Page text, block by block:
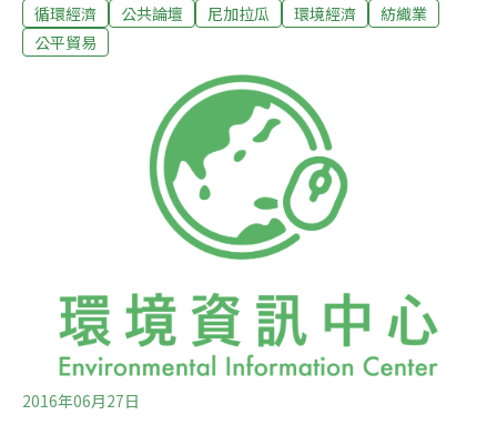
開懷的新聞，沒提及其中一家台商鼎大，竟然取得了公平
貿易紡織業的認證。鼎大專做國際的outdoor品牌，以環保
取得Bluesign認證與公平貿易認證，讓我驚訝不已。它其
中一個客戶就是知名的環保品牌：Patagonia。當公平貿
易商向鼎大下訂單時，需依照FOB價（編按：簡稱離岸價
格）提撥1%~5%的social premium（社會發展金）給勞
工，由他們規劃如何使用，因為鼎大加入的時間很短，所
以勞工還沒確定這筆資金的用途。
循環經濟 公共論壇 尼加拉瓜 環境經濟
紡織業
公平貿易
2016年06月27日